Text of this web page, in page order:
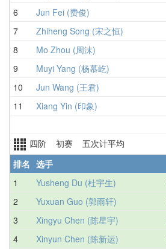
6 Jun Fei (费俊)
7 Zhiheng Song (宋之恒)
8 Mo Zhou (周沫)
9 Muyi Yang (杨慕屹)
10 Jun Wang (王君)
11 Xiang Yin (印象)
四阶 初赛 五次计平均
排名 选手
1
Yusheng Du (杜宇生)
2 Yuxuan Guo (郭雨轩)
3 Xingyu Chen (陈星宇)
4 Xinyun Chen (陈新运)